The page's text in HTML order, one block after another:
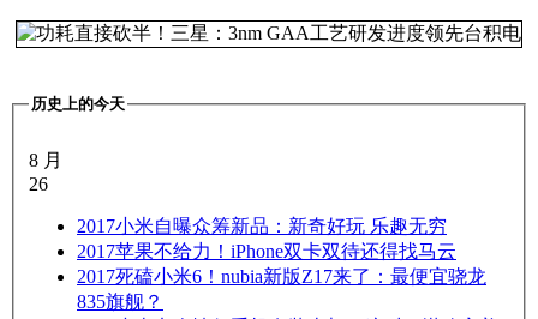
历史上的今天
8 月
26
2017小米自曝众筹新品：新奇好玩 乐趣无穷
2017苹果不给力！iPhone双卡双待还得找马云
2017死磕小米6！nubia新版Z17来了：最便宜骁龙
835旗舰？